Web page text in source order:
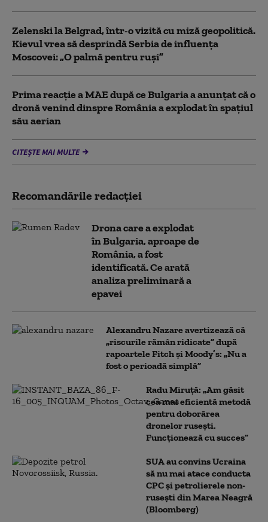
Zelenski la Belgrad, într-o vizită cu miză geopolitică.
Kievul vrea să desprindă Serbia de influența
Moscovei: „O palmă pentru ruși”
Prima reacție a MAE după ce Bulgaria a anunţat că o
dronă venind dinspre România a explodat în spaţiul
său aerian
CITEȘTE MAI MULTE
Recomandările redacţiei
Drona care a explodat
în Bulgaria, aproape de
România, a fost
identificată. Ce arată
analiza preliminară a
epavei
Alexandru Nazare avertizează că
„riscurile rămân ridicate” după
rapoartele Fitch și Moody’s: „Nu a
fost o perioadă simplă”
Radu Miruță: „Am găsit
cea mai eficientă metodă
pentru doborârea
dronelor rusești.
Funcționează cu succes”
SUA au convins Ucraina
să nu mai atace conducta
CPC şi petrolierele non-
ruseşti din Marea Neagră
(Bloomberg)